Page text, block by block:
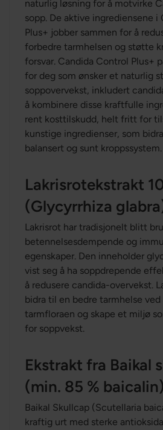
naturlig løsning for å motvirke
sopp. De aktive ingrediensene i
Plus+ jobber sammen for å
forbedre tarmhelsen og støtte
forsvar. Candida Control Plus+
for deg som ønsker et naturlig
soppovervekst, inkludert
å kombinere disse kraftfulle
rent kosttilskudd, helt fritt for
kunstige ingredienser, som
balansert og sunt kroppssystem.
Lakrisrotekstrakt
(Glycyrrhiza
Lakrisrot har tradisjonelt blitt
betennelsesdempende og
egenskaper. Den inneholder
vist seg å ha soppdrepende
å redusere candida-overvekst.
bidra til en bedre tarmhelse ved
tarmfloraen og skape et miljø
for soppvekst.
Ekstrakt fra Baikal
(min. 85 % baicalin)
Baikal Skullcap (Scutellaria
kraftig urt med sterke